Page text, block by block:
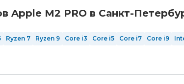
M2 PRO в Санкт-
Ryzen 7 Ryzen 9 Core i3 Core i5 Core i7 Core i9